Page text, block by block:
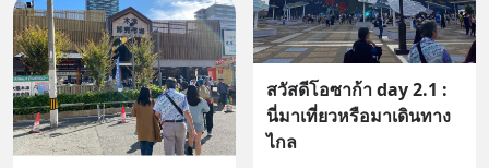
สวัสดีโอซาก้า day 2.1 :
นี่มาเที่ยวหรือมาเดินทาง
ไกล